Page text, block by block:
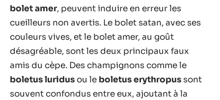
bolet amer, peuvent induire en erreur les
cueilleurs non avertis. Le bolet satan, avec ses
couleurs vives, et le bolet amer, au goût
désagréable, sont les deux principaux faux
amis du cèpe. Des champignons comme le
boletus luridus ou le boletus erythropus sont
souvent confondus entre eux, ajoutant à la